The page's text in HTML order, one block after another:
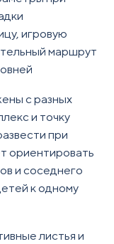
игровую
маршрут
с разных
и точку
при
ориентировать
и соседнего
к одному
листья и